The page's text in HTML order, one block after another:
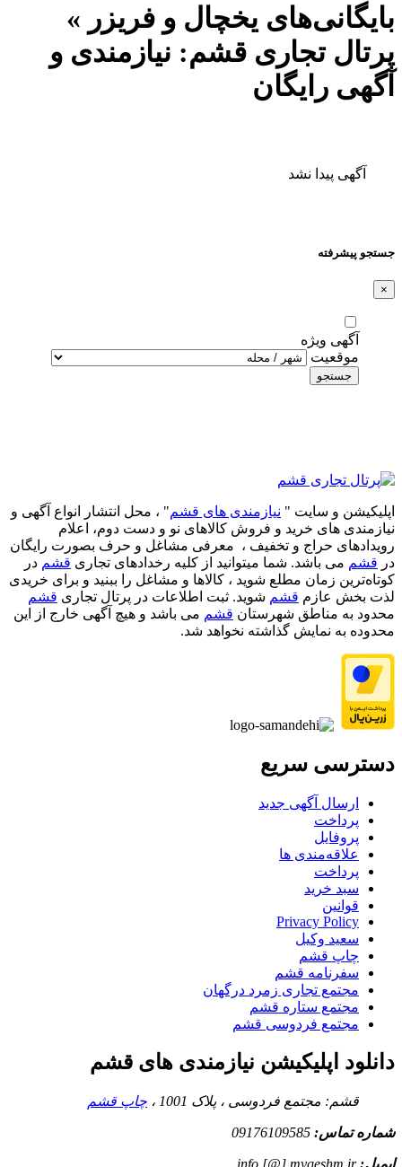
بایگانی‌های یخچال و فریزر »
پرتال تجاری قشم: نیازمندی و
آگهی رایگان
آگهی پیدا نشد
جستجو پیشرفته
×
آگهی ویژه
موقعیت
جستجو
اپلیکیشن و سایت " نیازمندی های قشم" ، محل انتشار انواع آگهی و
نیازمندی های خرید و فروش کالاهای نو و دست‌ دوم، اعلام
رویدادهای حراج و تخفیف ، معرفی مشاغل و حرف بصورت رایگان
در قشم می باشد. شما میتوانید از کلیه رخدادهای تجاری قشم در
کوتاه‌ترین زمان مطلع شوید ، کالاها و مشاغل را ببنید و برای خریدی
لذت بخش عازم قشم شوید. ثبت اطلاعات در پرتال تجاری قشم
محدود به مناطق شهرستان قشم می باشد و هیچ آگهی خارج از این
محدوده به نمایش گذاشته نخواهد شد.
دسترسی سریع
ارسال آگهی جدید
پرداخت
پروفایل
علاقه‌مندی ها
پرداخت
سبد خرید
قوانین
Privacy Policy
سعید وکیل
چاپ قشم
سفرنامه قشم
مجتمع تجاری زمرد درگهان
مجتمع ستاره قشم
مجتمع فردوسی قشم
دانلود اپلیکیشن نیازمندی های قشم
قشم: مجتمع فردوسی ، پلاک 1001 ، چاپ قشم
شماره تماس: 09176109585